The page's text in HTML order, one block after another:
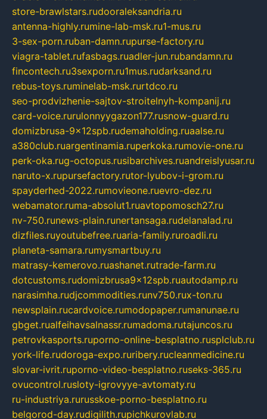
store-brawlstars.rudooraleksandria.ru
antenna-highly.rumine-lab-msk.ru1-mus.ru
3-sex-porn.ruban-damn.rupurse-factory.ru
viagra-tablet.rufasbags.ruadler-jun.rubandamn.ru
fincontech.ru3sexporn.ru1mus.rudarksand.ru
rebus-toys.ruminelab-msk.rurtdco.ru
seo-prodvizhenie-sajtov-stroitelnyh-kompanij.ru
card-voice.rurulonnyygazon177.rusnow-guard.ru
domizbrusa-9x12spb.rudemaholding.ruaalse.ru
a380club.ruargentinamia.ruperkoka.rumovie-one.ru
perk-oka.rug-octopus.rusibarchives.ruandreislyusar.ru
naruto-x.rupursefactory.rutor-lyubov-i-grom.ru
spayderhed-2022.rumovieone.ruevro-dez.ru
webamator.ruma-absolut1.ruavtopomosch27.ru
nv-750.runews-plain.runertansaga.rudelanalad.ru
dizfiles.ruyoutubefree.ruaria-family.ruroadli.ru
planeta-samara.rumysmartbuy.ru
matrasy-kemerovo.ruashanet.rutrade-farm.ru
dotcustoms.rudomizbrusa9x12spb.ruautodamp.ru
narasimha.rudjcommodities.runv750.rux-ton.ru
newsplain.rucardvoice.rumodopaper.rumanunae.ru
gbget.rualfeihavsalnassr.rumadoma.rutajuncos.ru
petrovkasports.ruporno-online-besplatno.rusplclub.ru
york-life.rudoroga-expo.ruribery.rucleanmedicine.ru
slovar-ivrit.ruporno-video-besplatno.ruseks-365.ru
ovucontrol.rusloty-igrovyye-avtomaty.ru
ru-industriya.rurusskoe-porno-besplatno.ru
belgorod-day.rudigilith.rupichkurovlab.ru